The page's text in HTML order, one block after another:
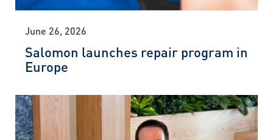
June 26, 2026
Salomon launches repair program in
Europe